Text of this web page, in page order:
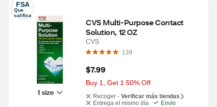
FSA
Que
califica
1 size
CVS Multi-Purpose Contact
Solution, 12 OZ
CVS
139
$7.99
Buy 1, Get 1 50% Off
Recoger - Verificar más tiendas
Entrega el mismo día
Envío